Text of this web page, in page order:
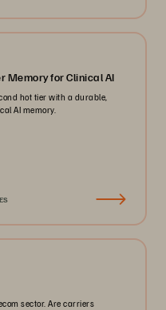
Memory for Clinical AI
hot tier with a durable,
AI memory.
sector. Are carriers